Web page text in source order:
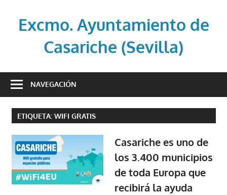
contenidoExcmo. Ayuntamiento de
Casariche (Sevilla)
oficial
Ayuntamiento
de
Casariche
(Sevilla)
NAVEGACIÓN
ETIQUETA: WIFI GRATIS
Casariche es uno de
los 3.400 municipios
de toda Europa que
recibirá la ayuda